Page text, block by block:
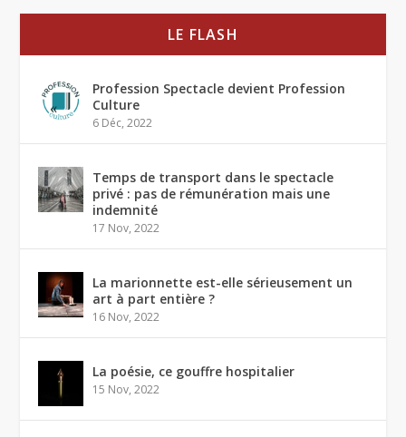
LE FLASH
Profession Spectacle devient Profession
Culture
6 Déc, 2022
Temps de transport dans le spectacle
privé : pas de rémunération mais une
indemnité
17 Nov, 2022
La marionnette est-elle sérieusement un
art à part entière ?
16 Nov, 2022
La poésie, ce gouffre hospitalier
15 Nov, 2022